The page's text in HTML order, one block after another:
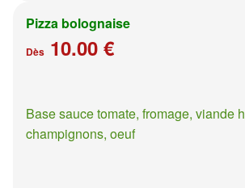
Pizza bolognaise
Dès 10.00 €
Base sauce tomate, fromage, viande
champignons, oeuf